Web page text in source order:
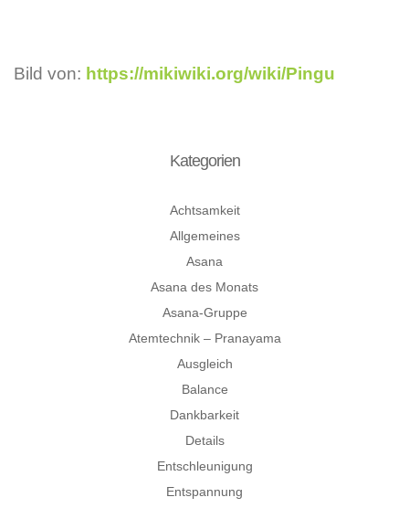
Bild von: https://mikiwiki.org/wiki/Pingu
Kategorien
Achtsamkeit
Allgemeines
Asana
Asana des Monats
Asana-Gruppe
Atemtechnik – Pranayama
Ausgleich
Balance
Dankbarkeit
Details
Entschleunigung
Entspannung